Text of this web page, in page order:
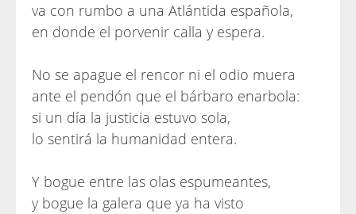
va con rumbo a una Atlántida española,
en donde el porvenir calla y espera.
No se apague el rencor ni el odio muera
ante el pendón que el bárbaro enarbola:
si un día la justicia estuvo sola,
lo sentirá la humanidad entera.
Y bogue entre las olas espumeantes,
y bogue la galera que ya ha visto